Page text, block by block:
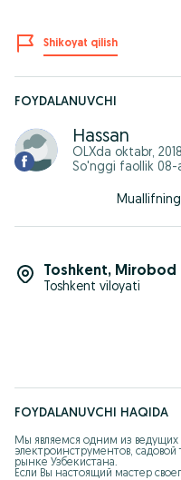
Производитель: Robert Bosch
Лучшая цена для этой
В наличии другие модели
Оплата после
бесплатная!
Ваши звонки и письма В
Мы всегда рады Вам
с Уважением, Ваш IMPORTER
Shikoyat qilish
FOYDALANUVCHI
Hassan
OLXda oktabr, 2018
So'nggi faollik 08-
Toshkent, Mirobod
Toshkent viloyati
FOYDALANUVCHI HAQIDA
Мы являемся одним из
электроинструментов, садовой
рынке Узбекистана.
Если Вы настоящий мастер